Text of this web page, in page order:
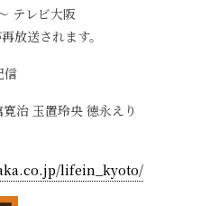
テレビ大阪
放送されます。
信
治 玉置玲央 徳永えり
lifein_kyoto/